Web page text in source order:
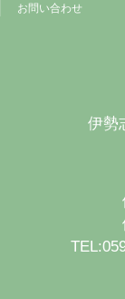
お問い合わせ
伊勢